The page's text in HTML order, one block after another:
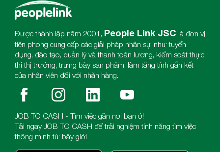
Được thành lập năm 2001, People Link JSC là đơn vị
tiên phong cung cấp các giải pháp nhân sự như tuyển
dụng, đào tạo, quản lý và thanh toán lương, kiểm soát thực
thi thị trường, trưng bày sản phẩm, làm tăng tính gắn kết
của nhân viên đối với nhãn hàng.
JOB TO CASH - Tìm việc gần nơi bạn ở!
Tải ngay JOB TO CASH để trải nghiệm tính năng tìm việc
thông minh từ bây giờ!